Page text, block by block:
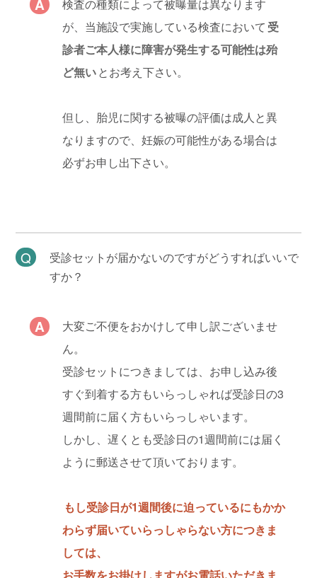
検査の種類によって被曝量は異なります
が、当施設で実施している検査において 受
診者ご本人様に障害が発生する可能性は殆
ど無いとお考え下さい。
但し、胎児に関する被曝の評価は成人と異
なりますので、妊娠の可能性がある場合は
必ずお申し出下さい。
受診セットが届かないのですがどうすればいいで
すか？
大変ご不便をおかけして申し訳ございませ
ん。
受診セットにつきましては、お申し込み後
すぐ到着する方もいらっしゃれば受診日の3
週間前に届く方もいらっしゃいます。
しかし、遅くとも受診日の1週間前には届く
ように郵送させて頂いております。
もし受診日が1週間後に迫っているにもかか
わらず届いていらっしゃらない方につきま
しては、